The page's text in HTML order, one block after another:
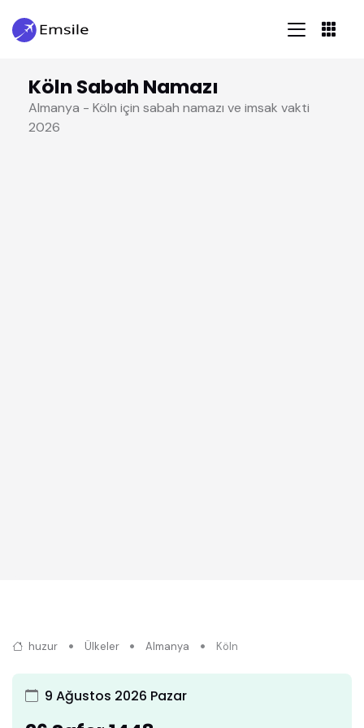
Köln Sabah Namazı
Almanya - Köln için sabah namazı ve imsak vakti
2026
huzur Ülkeler Almanya Köln
9 Ağustos 2026 Pazar